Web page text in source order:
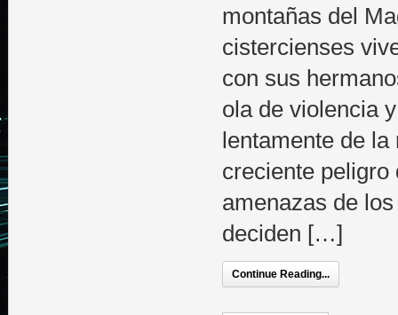
montañas del
cistercienses
con sus
ola de violencia
lentamente de
creciente peligro
amenazas de
deciden […]
Continue Reading...